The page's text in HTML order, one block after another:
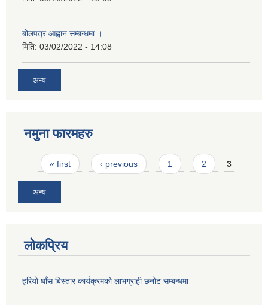
बोलपत्र आह्वान सम्बन्धमा ।
मिति: 03/02/2022 - 14:08
अन्य
नमुना फारमहरु
Pages
« first ‹ previous 1 2 3
अन्य
लोकप्रिय
हरियो घाँस बिस्तार कार्यक्रमको लाभग्राही छनोट सम्बन्धमा